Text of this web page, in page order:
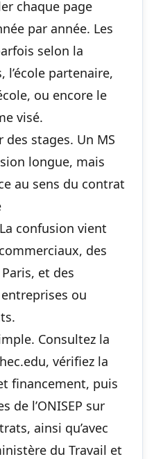
chaque page
par année. Les
selon la
partenaire,
ou encore le
visé.
stages. Un MS
longue, mais
au sens du contrat
confusion vient
des
Paris, et des
ou
Consultez la
vérifiez la
financement, puis
de l’ONISEP sur
ainsi qu’avec
du Travail et